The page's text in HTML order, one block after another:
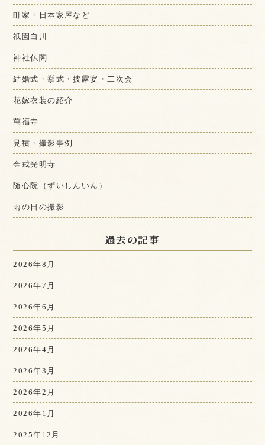
町家・日本家屋など
祇園白川
神社仏閣
結婚式・挙式・披露宴・二次会
花嫁衣装の紹介
萬福寺
見積・撮影事例
金戒光明寺
随心院（ずいしんいん）
雨の日の撮影
過去の記事
2026年8月
2026年7月
2026年6月
2026年5月
2026年4月
2026年3月
2026年2月
2026年1月
2025年12月